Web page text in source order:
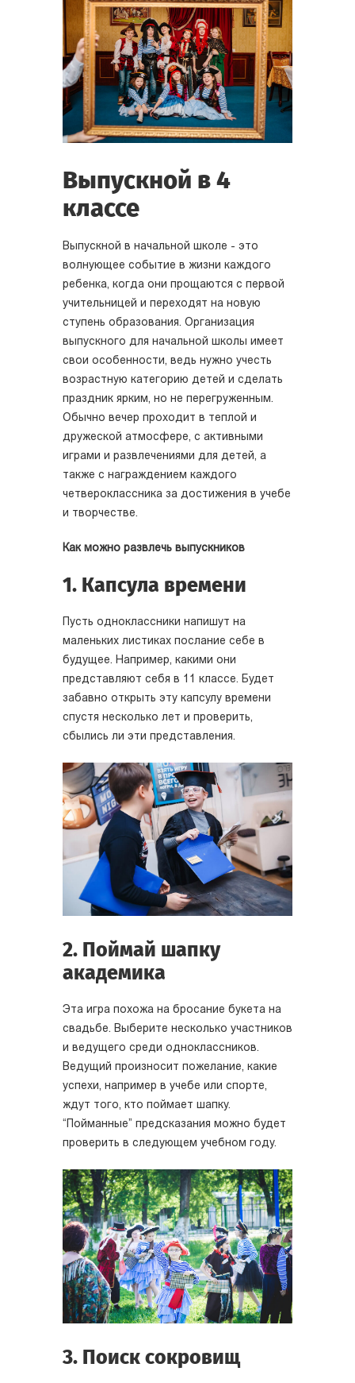
Выпускной в 4
классе
Выпускной в начальной школе - это
волнующее событие в жизни каждого
ребенка, когда они прощаются с первой
учительницей и переходят на новую
ступень образования. Организация
выпускного для начальной школы имеет
свои особенности, ведь нужно учесть
возрастную категорию детей и сделать
праздник ярким, но не перегруженным.
Обычно вечер проходит в теплой и
дружеской атмосфере, с активными
играми и развлечениями для детей, а
также с награждением каждого
четвероклассника за достижения в учебе
и творчестве.
Как можно развлечь выпускников
1. Капсула времени
Пусть одноклассники напишут на
маленьких листиках послание себе в
будущее. Например, какими они
представляют себя в 11 классе. Будет
забавно открыть эту капсулу времени
спустя несколько лет и проверить,
сбылись ли эти представления.
2. Поймай шапку
академика
Эта игра похожа на бросание букета на
свадьбе. Выберите несколько участников
и ведущего среди одноклассников.
Ведущий произносит пожелание, какие
успехи, например в учебе или спорте,
ждут того, кто поймает шапку.
“Пойманные” предсказания можно будет
проверить в следующем учебном году.
3. Поиск сокровищ